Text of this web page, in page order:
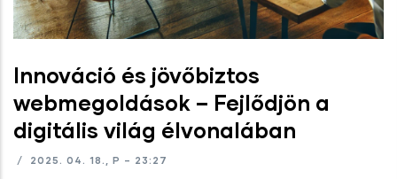
Innováció és jövőbiztos
webmegoldások – Fejlődjön a
digitális világ élvonalában
/ 2025. 04. 18., P – 23:27